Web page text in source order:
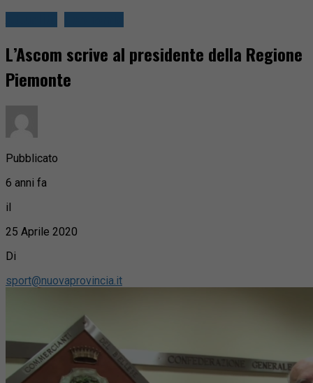
L’Ascom scrive al presidente della Regione
Piemonte
Pubblicato
6 anni fa
il
25 Aprile 2020
Di
sport@nuovaprovincia.it